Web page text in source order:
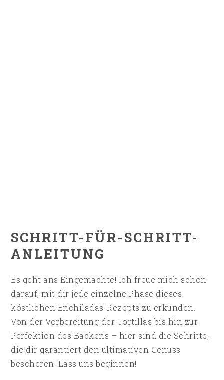
SCHRITT-FÜR-SCHRITT-
ANLEITUNG
Es geht ans Eingemachte! Ich freue mich schon
darauf, mit dir jede einzelne Phase dieses
köstlichen Enchiladas-Rezepts zu erkunden.
Von der Vorbereitung der Tortillas bis hin zur
Perfektion des Backens – hier sind die Schritte,
die dir garantiert den ultimativen Genuss
bescheren. Lass uns beginnen!